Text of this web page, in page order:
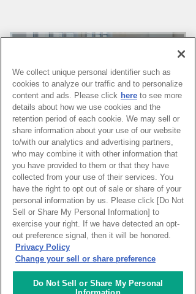
PAGE TOP
HOME > イベントカレンダー
ナレッジキャピタルを知る
We collect unique personal identifier such as
cookies to analyze our traffic and to personalize
content and ads. Please click here to see more
details about how we use cookies and the
retention period of each cookie. We may sell or
share information about your use of our website
to/with our analytics and advertising partners,
who may combine it with other information that
you have provided to them or that they have
collected from your use of their services. You
have the right to opt out of sale or share of your
personal information by us. Please click [Do Not
Sell or Share My Personal Information] to
exercise your right. If we have detected an opt-
out preference signal, then it will be honored.
Privacy Policy
Change your sell or share preference
Do Not Sell or Share My Personal